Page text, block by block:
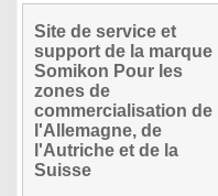
Site de service et
support de la marque
Somikon Pour les
zones de
commercialisation de
l'Allemagne, de
l'Autriche et de la
Suisse